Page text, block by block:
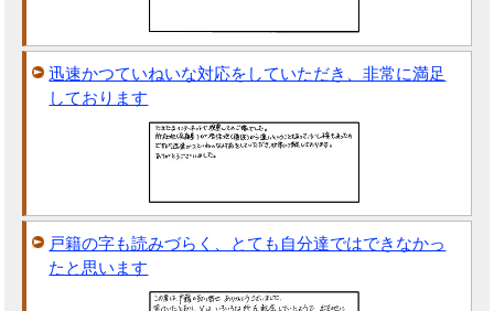
迅速かつていねいな対応をしていただき、非常に満足
しております
戸籍の字も読みづらく、とても自分達ではできなかっ
たと思います